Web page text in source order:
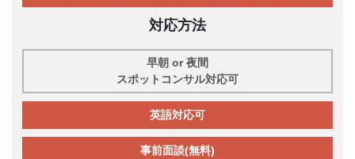
対応方法
早朝 or 夜間
スポットコンサル対応可
英語対応可
事前面談(無料)